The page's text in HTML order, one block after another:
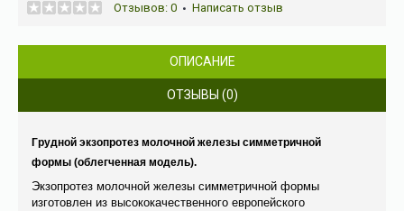
Отзывов: 0 • Написать отзыв
ОПИСАНИЕ
ОТЗЫВЫ (0)
Грудной экзопротез молочной железы симметричной
формы (облегченная модель).
Экзопротез молочной железы симметричной формы
изготовлен из высококачественного европейского